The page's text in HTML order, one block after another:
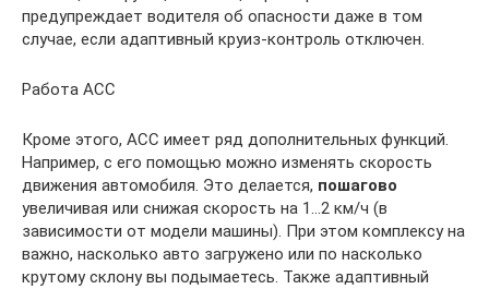
предупреждает водителя об опасности даже в том
случае, если адаптивный круиз-контроль отключен.
Работа АСС
Кроме этого, АСС имеет ряд дополнительных функций.
Например, с его помощью можно изменять скорость
движения автомобиля. Это делается, пошагово
увеличивая или снижая скорость на 1…2 км/ч (в
зависимости от модели машины). При этом комплексу на
важно, насколько авто загружено или по насколько
крутому склону вы подымаетесь. Также адаптивный